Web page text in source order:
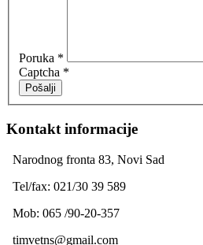
Poruka *
Captcha *
Pošalji
Kontakt informacije
Narodnog fronta 83, Novi Sad
Tel/fax: 021/30 39 589
Mob: 065 /90-20-357
timvetns@gmail.com